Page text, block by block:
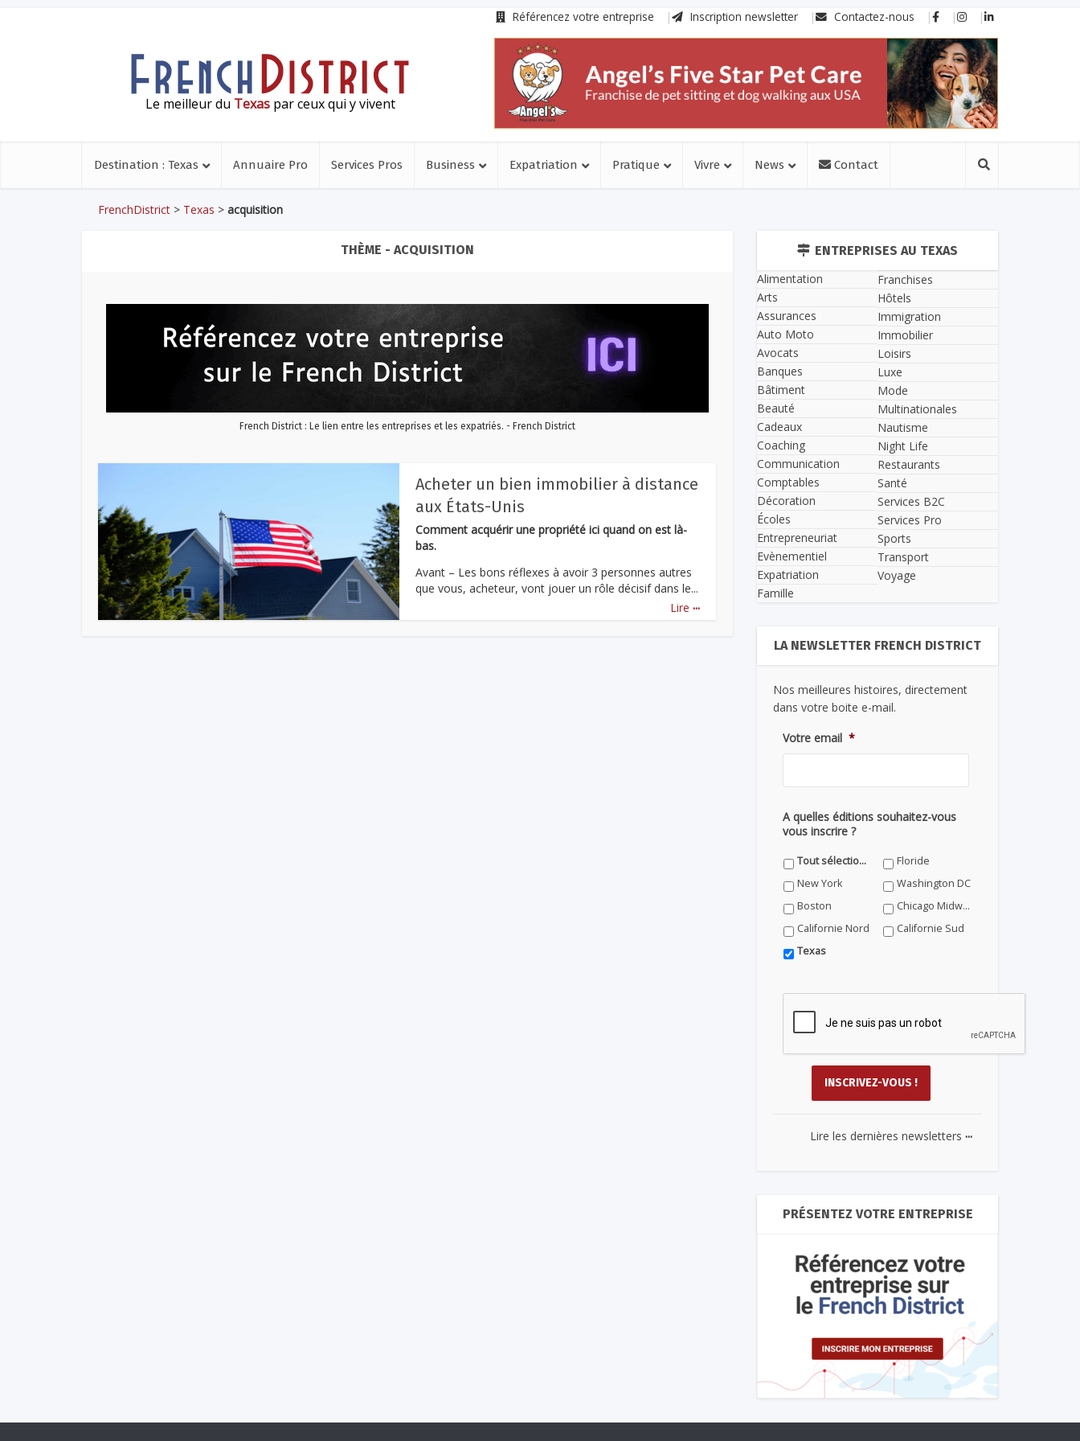
Référencez votre entreprise Inscription newsletter Contactez-nous
Le meilleur du Texaspar ceux qui y vivent
Destination : Texas Annuaire Pro Services Pros Business Expatriation Pratique Vivre News Contact
FrenchDistrict > Texas > acquisition
THÈME - ACQUISITION
French District : Le lien entre les entreprises et les expatriés. - French District
Acheter un bien immobilier à distance
aux États-Unis
Comment acquérir une propriété ici quand on est là-
bas.
Avant – Les bons réflexes à avoir 3 personnes autres
que vous, acheteur, vont jouer un rôle décisif dans le...
Lire ...
ENTREPRISES AU TEXAS
Alimentation
Arts
Assurances
Auto Moto
Avocats
Banques
Bâtiment
Beauté
Cadeaux
Coaching
Communication
Comptables
Décoration
Écoles
Entrepreneuriat
Evènementiel
Expatriation
Famille
Franchises
Hôtels
Immigration
Immobilier
Loisirs
Luxe
Mode
Multinationales
Nautisme
Night Life
Restaurants
Santé
Services B2C
Services Pro
Sports
Transport
Voyage
LA NEWSLETTER FRENCH DISTRICT
Nos meilleures histoires, directement
dans votre boite e-mail.
Votre email *
A quelles éditions souhaitez-vous
vous inscrire ?
Tout sélectionner
Floride
New York
Washington DC
Boston
Chicago Midwest
Californie Nord
Californie Sud
Texas
Lire les dernières newsletters ...
PRÉSENTEZ VOTRE ENTREPRISE